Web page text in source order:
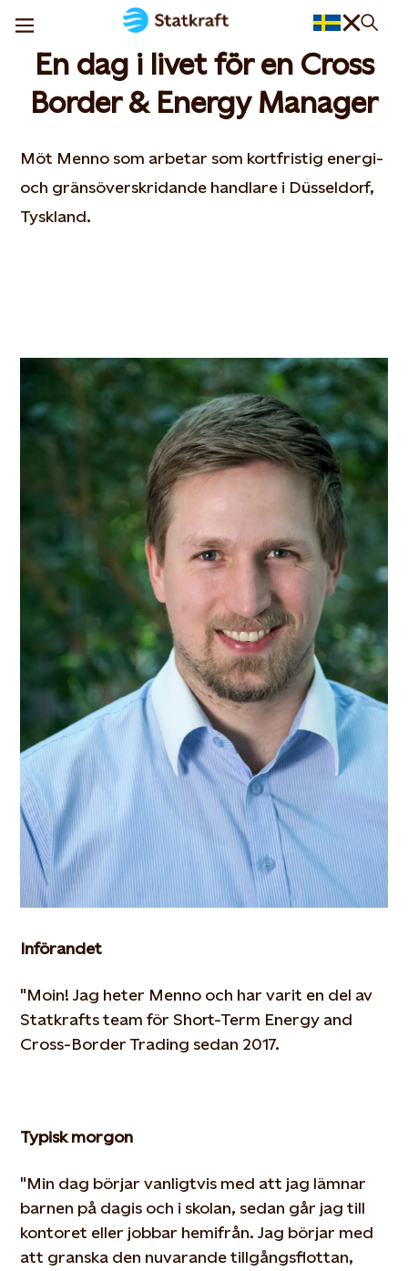
En dag i livet för en Cross
Border & Energy Manager
Möt Menno som arbetar som kortfristig energi-
och gränsöverskridande handlare i Düsseldorf,
Tyskland.
Införandet
"Moin! Jag heter Menno och har varit en del av
Statkrafts team för Short-Term Energy and
Cross-Border Trading sedan 2017.
Typisk morgon
"Min dag börjar vanligtvis med att jag lämnar
barnen på dagis och i skolan, sedan går jag till
kontoret eller jobbar hemifrån. Jag börjar med
att granska den nuvarande tillgångsflottan,